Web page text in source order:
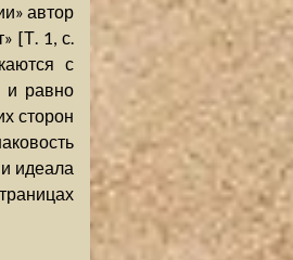
автор
[Т. 1, с.
с
и равно
сторон
идеала